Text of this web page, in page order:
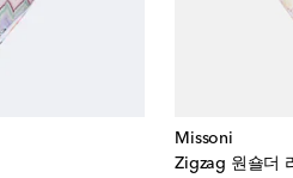
Missoni
Zigzag 원숄더